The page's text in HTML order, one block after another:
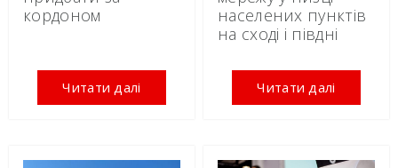
кордоном
Читати далі
населених пунктів
на сході і півдні
Читати далі